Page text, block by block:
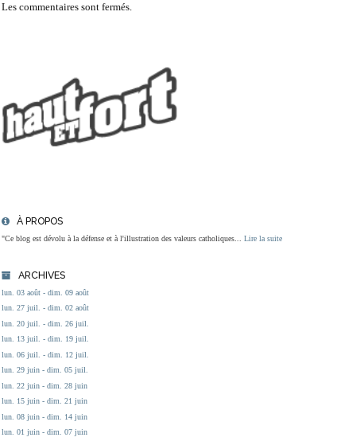
À PROPOS
"Ce blog est dévolu à la défense et à l'illustration des valeurs catholiques... Lire la suite
ARCHIVES
lun. 03 août - dim. 09 août
lun. 27 juil. - dim. 02 août
lun. 20 juil. - dim. 26 juil.
lun. 13 juil. - dim. 19 juil.
lun. 06 juil. - dim. 12 juil.
lun. 29 juin - dim. 05 juil.
lun. 22 juin - dim. 28 juin
lun. 15 juin - dim. 21 juin
lun. 08 juin - dim. 14 juin
lun. 01 juin - dim. 07 juin
Les commentaires sont fermés.